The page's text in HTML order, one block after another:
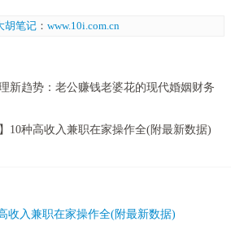
胡笔记 ： www.10i.com.cn
新趋势：老公赚钱老婆花的现代婚姻财务
10种高收入兼职在家操作全(附最新数据)
收入兼职在家操作全(附最新数据)